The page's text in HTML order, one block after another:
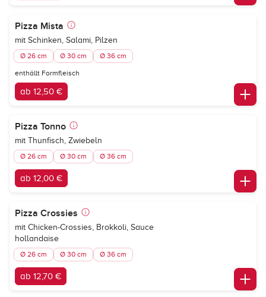
Pizza Mista
mit Schinken, Salami, Pilzen
Ø 26 cm Ø 30 cm Ø 36 cm
enthällt Formfleisch
ab 12,50 €
Pizza Tonno
mit Thunfisch, Zwiebeln
Ø 26 cm Ø 30 cm Ø 36 cm
ab 12,00 €
Pizza Crossies
mit Chicken-Crossies, Brokkoli, Sauce
hollandaise
Ø 26 cm Ø 30 cm Ø 36 cm
ab 12,70 €